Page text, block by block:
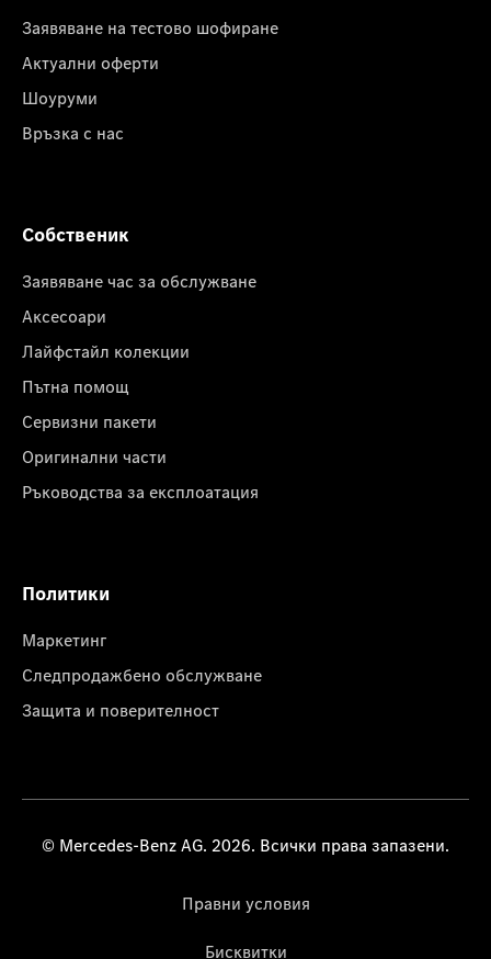
Заявяване на тестово шофиране
Актуални оферти
Шоуруми
Връзка с нас
Собственик
Заявяване час за обслужване
Аксесоари
Лайфстайл колекции
Пътна помощ
Сервизни пакети
Оригинални части
Ръководства за експлоатация
Политики
Маркетинг
Следпродажбено обслужване
Защита и поверителност
© Mercedes-Benz AG. 2026. Всички права запазени.
Правни условия
Бисквитки